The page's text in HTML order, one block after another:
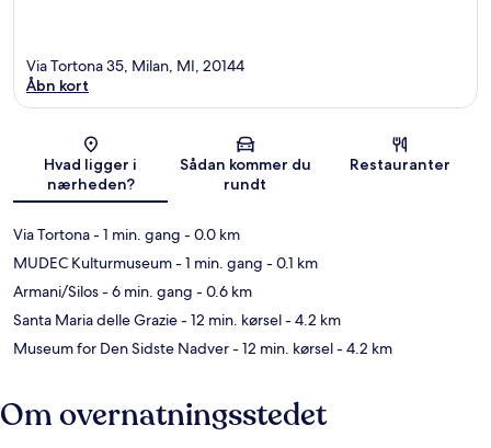
Kort
Via Tortona 35, Milan, MI, 20144
Åbn kort
Hvad ligger i
nærheden?
Sådan kommer du
rundt
Restauranter
Via Tortona- 1 min. gang - 0.0 km
MUDEC Kulturmuseum- 1 min. gang - 0.1 km
Armani/Silos- 6 min. gang - 0.6 km
Santa Maria delle Grazie- 12 min. kørsel- 4.2 km
Museum for Den Sidste Nadver- 12 min. kørsel- 4.2 km
Om overnatningsstedet